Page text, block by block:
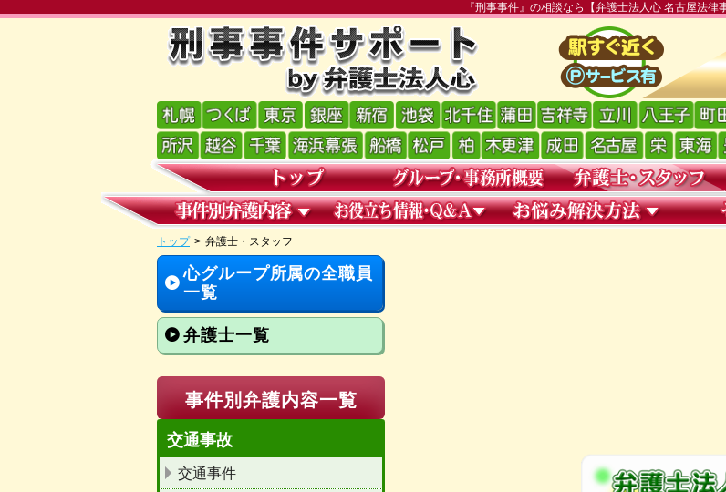
『刑事事件』の相談なら【弁護士法人心 名古屋法律
トップ > 弁護士・スタッフ
心グループ所属の全職員
一覧
弁護士一覧
事件別弁護内容一覧
交通事故
交通事件